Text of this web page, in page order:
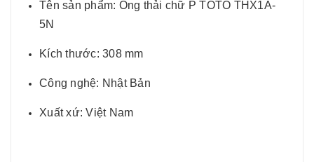
Tên sản phẩm: Ống thải chữ P TOTO THX1A-
5N
Kích thước: 308 mm
Công nghệ: Nhật Bản
Xuất xứ: Việt Nam